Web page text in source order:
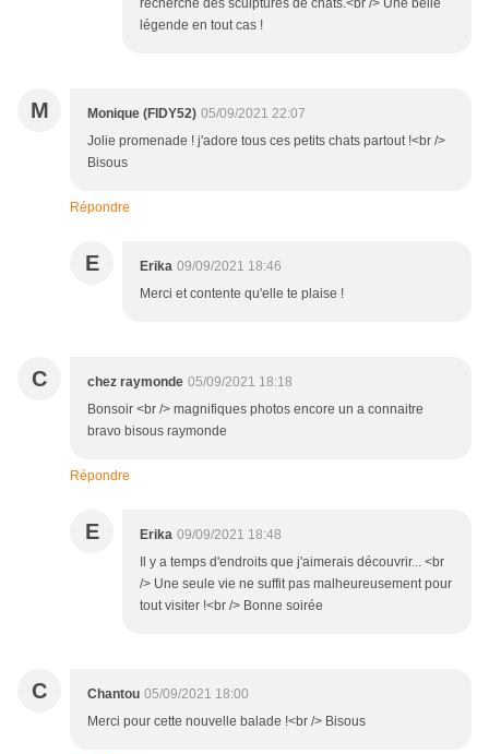
recherche des sculptures de chats.<br /> Une belle
légende en tout cas !
M Monique (FIDY52) 05/09/2021 22:07
Jolie promenade ! j'adore tous ces petits chats partout !<br />
Bisous
Répondre
E Erika 09/09/2021 18:46
Merci et contente qu'elle te plaise !
C chez raymonde 05/09/2021 18:18
Bonsoir <br /> magnifiques photos encore un a connaitre
bravo bisous raymonde
Répondre
E Erika 09/09/2021 18:48
Il y a temps d'endroits que j'aimerais découvrir... <br
/> Une seule vie ne suffit pas malheureusement pour
tout visiter !<br /> Bonne soirée
C Chantou 05/09/2021 18:00
Merci pour cette nouvelle balade !<br /> Bisous